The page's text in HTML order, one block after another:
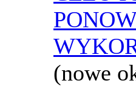
(nowe